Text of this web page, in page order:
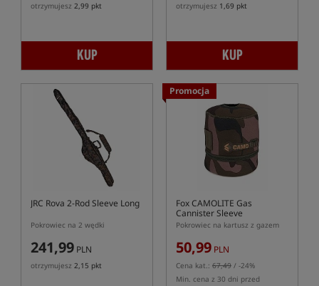
otrzymujesz 2,99 pkt
KUP
otrzymujesz 1,69 pkt
KUP
JRC Rova 2-Rod Sleeve Long
Pokrowiec na 2 wędki
241,99 PLN
otrzymujesz 2,15 pkt
Promocja
Fox CAMOLITE Gas
Cannister Sleeve
Pokrowiec na kartusz z gazem
50,99 PLN
Cena kat.: 67,49 / -24%
Min. cena z 30 dni przed